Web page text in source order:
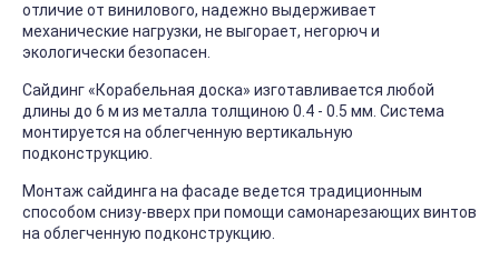
отличие от винилового, надежно выдерживает
механические нагрузки, не выгорает, негорюч и
экологически безопасен.
Сайдинг «Корабельная доска» изготавливается любой
длины до 6 м из металла толщиною 0.4 - 0.5 мм. Система
монтируется на облегченную вертикальную
подконструкцию.
Монтаж сайдинга на фасаде ведется традиционным
способом снизу-вверх при помощи самонарезающих винтов
на облегченную подконструкцию.